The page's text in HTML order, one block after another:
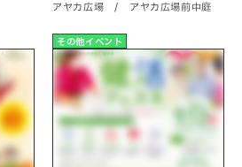
アヤカ広場 / アヤカ広場前中庭
その他イベント